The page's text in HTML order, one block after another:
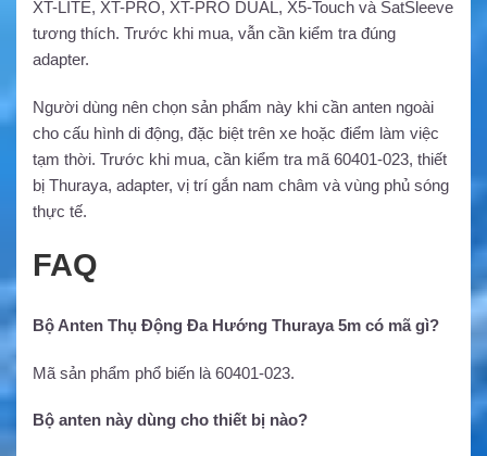
XT-LITE, XT-PRO, XT-PRO DUAL, X5-Touch và SatSleeve
tương thích. Trước khi mua, vẫn cần kiểm tra đúng
adapter.
Người dùng nên chọn sản phẩm này khi cần anten ngoài
cho cấu hình di động, đặc biệt trên xe hoặc điểm làm việc
tạm thời. Trước khi mua, cần kiểm tra mã 60401-023, thiết
bị Thuraya, adapter, vị trí gắn nam châm và vùng phủ sóng
thực tế.
FAQ
Bộ Anten Thụ Động Đa Hướng Thuraya 5m có mã gì?
Mã sản phẩm phổ biến là 60401-023.
Bộ anten này dùng cho thiết bị nào?